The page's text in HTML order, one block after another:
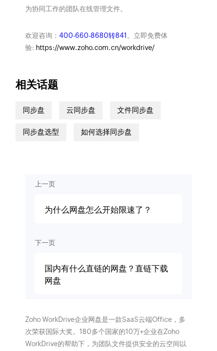
为协同工作的团队在线管理文件。
欢迎咨询： 400-660-8680转841 。立即免费体
验: https://www.zoho.com.cn/workdrive/
相关话题
同步盘 云同步盘 文件同步盘
同步盘选型 如何选择同步盘
上一页
为什么网盘怎么开始限速了？
下一页
国内有什么直链的网盘？直链下载
网盘
Zoho WorkDrive企业网盘是一款SaaS云端Office，多
次荣获国际大奖。180多个国家的10万+企业在Zoho
WorkDrive的帮助下，为团队文件提供安全的云空间以